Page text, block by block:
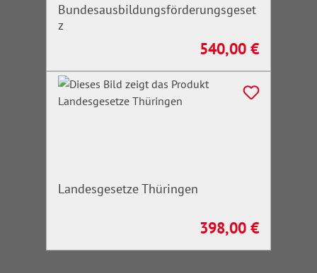
Bundesausbildungsförderungsgeset
z
Regulärer Preis:
540,00 €
Landesgesetze Thüringen
Regulärer Preis:
398,00 €